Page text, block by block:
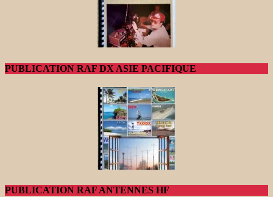
PUBLICATION RAF DX ASIE PACIFIQUE
PUBLICATION RAF ANTENNES HF